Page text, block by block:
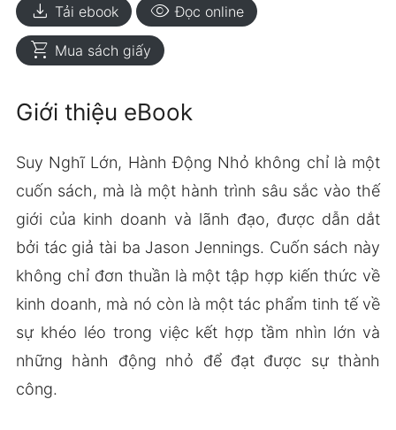
download Tải ebook visibility Đọc online
shopping_cart Mua sách giấy
Giới thiệu eBook
Suy Nghĩ Lớn, Hành Động Nhỏ không chỉ là một
cuốn sách, mà là một hành trình sâu sắc vào thế
giới của kinh doanh và lãnh đạo, được dẫn dắt
bởi tác giả tài ba Jason Jennings. Cuốn sách này
không chỉ đơn thuần là một tập hợp kiến thức về
kinh doanh, mà nó còn là một tác phẩm tinh tế về
sự khéo léo trong việc kết hợp tầm nhìn lớn và
những hành động nhỏ để đạt được sự thành
công.